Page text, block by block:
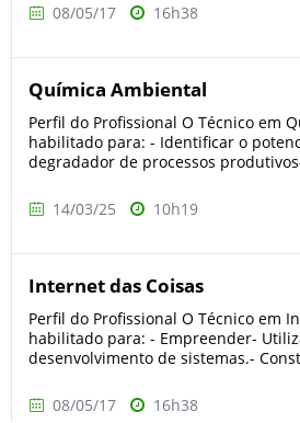
08/05/17 16h38
Química Ambiental
Perfil do Profissional O Técnico em
habilitado para: - Identificar o
degradador de processos
14/03/25 10h19
Internet das Coisas
Perfil do Profissional O Técnico em
habilitado para: - Empreender-
desenvolvimento de sistemas.-
08/05/17 16h38